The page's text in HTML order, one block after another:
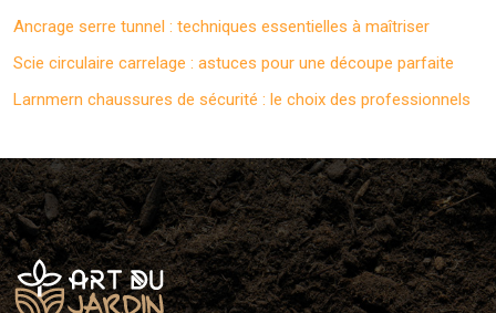
Ancrage serre tunnel : techniques essentielles à maîtriser
Scie circulaire carrelage : astuces pour une découpe parfaite
Larnmern chaussures de sécurité : le choix des professionnels